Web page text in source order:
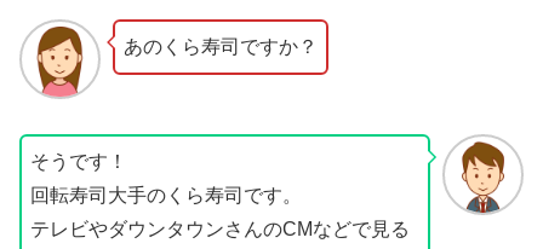
あのくら寿司ですか？
そうです！
回転寿司大手のくら寿司です。
テレビやダウンタウンさんのCMなどで見る